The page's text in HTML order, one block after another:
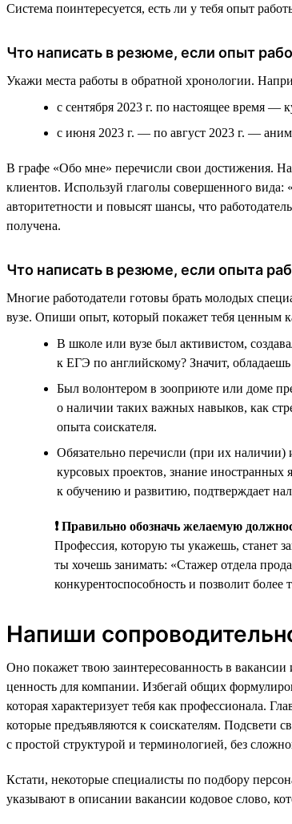
Система поинтересуется, есть ли у тебя опыт
Что написать в резюме, если опыт
Укажи места работы в обратной хронологии.
с сентября 2023 г. по настоящее время —
с июня 2023 г. — по август 2023 г. —
В графе «Обо мне» перечисли свои достижения.
клиентов. Используй глаголы совершенного
авторитетности и повысят шансы, что
получена.
Что написать в резюме, если опыта
Многие работодатели готовы брать молодых
вузе. Опиши опыт, который покажет тебя ценным
В школе или вузе был активистом,
к ЕГЭ по английскому? Значит,
Был волонтером в зооприюте или доме
о наличии таких важных навыков, как
опыта соискателя.
Обязательно перечисли (при их
курсовых проектов, знание иностранных
к обучению и развитию, подтверждает
❗ Правильно обозначь желаемую
Профессия, которую ты укажешь, станет
ты хочешь занимать: «Стажер отдела
конкурентоспособность и позволит более
Напиши
Оно покажет твою заинтересованность в
ценность для компании. Избегай общих
которая характеризует тебя как профессионала.
которые предъявляются к соискателям. Подсвети
с простой структурой и терминологией, без
Кстати, некоторые специалисты по подбору
указывают в описании вакансии кодовое слово,